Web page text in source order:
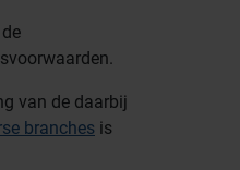
van de daarbij
branches is